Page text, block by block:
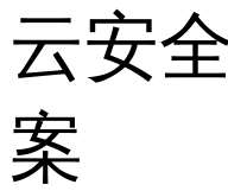
云安
案